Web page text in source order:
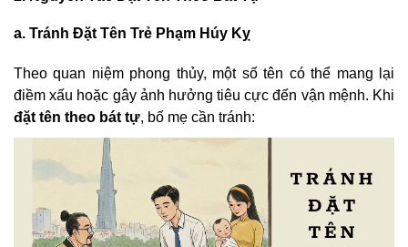
a. Tránh Đặt Tên Trẻ Phạm Húy Kỵ
Theo quan niệm phong thủy, một số tên có thể mang lại
điềm xấu hoặc gây ảnh hưởng tiêu cực đến vận mệnh. Khi
đặt tên theo bát tự, bố mẹ cần tránh: